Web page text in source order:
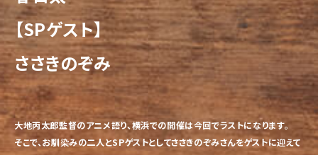
【SPゲスト】
ささきのぞみ
大地丙太郎監督のアニメ語り、横浜での開催は今回でラストになります。
そこで、お馴染みの二人とSPゲストとしてささきのぞみさんをゲストに迎えて